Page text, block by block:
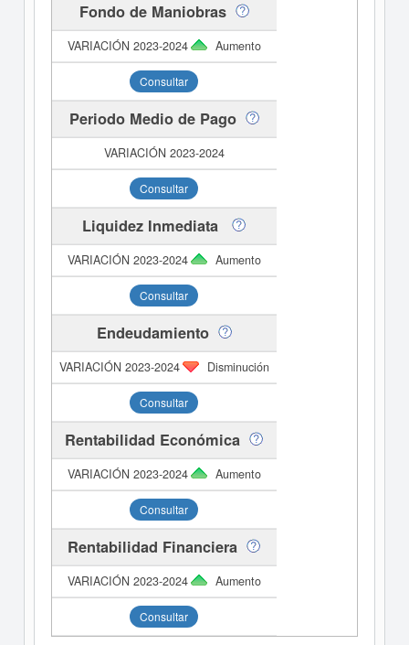
Fondo de Maniobras
Aumento
Consultar
Periodo Medio de Pago
Consultar
Liquidez Inmediata
Aumento
Consultar
Endeudamiento
Disminución
Consultar
Rentabilidad Económica
Aumento
Consultar
Rentabilidad Financiera
Aumento
Consultar